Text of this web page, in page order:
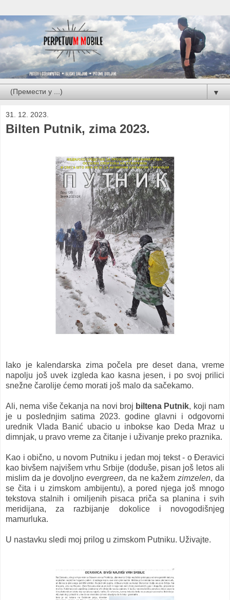
▼
31. 12. 2023.
Bilten Putnik, zima 2023.
Iako je kalendarska zima počela pre deset dana, vreme
napolju još uvek izgleda kao kasna jesen, i po svoj prilici
snežne čarolije ćemo morati još malo da sačekamo.
Ali, nema više čekanja na novi broj biltena Putnik, koji nam
je u poslednjim satima 2023. godine glavni i odgovorni
urednik Vlada Banić ubacio u inbokse kao Deda Mraz u
dimnjak, u pravo vreme za čitanje i uživanje preko praznika.
Kao i obično, u novom Putniku i jedan moj tekst - o Đeravici
kao bivšem najvišem vrhu Srbije (doduše, pisan još letos ali
mislim da je dovoljnoevergreen, da ne kažemzimzelen, da
se čita i u zimskom ambijentu), a pored njega još mnogo
tekstova stalnih i omiljenih pisaca priča sa planina i svih
meridijana, za razbijanje dokolice i novogodišnjeg
mamurluka.
U nastavku sledi moj prilog u zimskom Putniku. Uživajte.